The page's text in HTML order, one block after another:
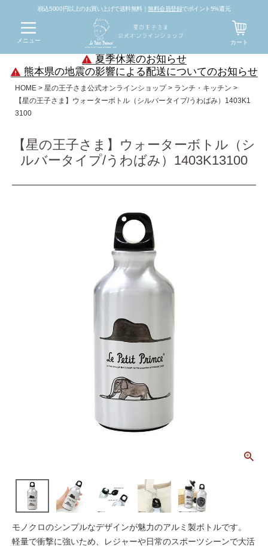
税込5000円以上のお買い上げで送料無料｜無料会員登録でポイント5%還元
メニュー カート
夏季休業のお知らせ
熊本県の地震の影響による配送についてのお知らせ
HOME 星の王子さま公式オンラインショップ
ランチ・キッチン
【星の王子さま】ウォーターボトル（シルバータイプ/うわばみ）1403K1
3100
【星の王子さま】ウォーターボトル（シ
ルバータイプ/うわばみ）1403K13100
モノクロのシンプルなデザインが魅力のアルミ製ボトルです。
軽量で衝撃に強いため、レジャーや日常のスポーツシーンで大活